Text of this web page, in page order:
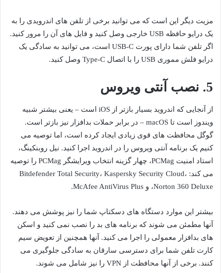
مزیت دیگر این است که می توانید برخی از تلفن های اندرویدی را به
یک درایو حافظه USB خارجی وصل کنید و فایل های آن را مرور کنید.
اگر تلفن شما دارای پورت USB-C است، می توانید به سادگی یک
درایو فلش مموری USB را با اتصال Type-C وصل کنید.
5. نصب آنتی ویروس
از آنجایی که اندروید بسیار بازتر از iOS است – یعنی بیشتر شبیه
ویندوز است تا macOS – در برابر حملات بدافزار نیز بازتر است.
گوگل محافظت های قوی زیادی ایجاد کرده است، اما توصیه می
کنیم یک برنامه آنتی ویروس را در اندروید اجرا کنید. نیل روبنکینگ،
استاد امنیت PCMag، چهار گزینه انتخاب ویرایشگر PCMag را توصیه
می کند: Bitdefender Total Security، Kaspersky Security Cloud،
Norton 360 Deluxe، و McAfee AntiVirus Plus.
بیشتر این موارد دستگاه های دسکتاپ شما را نیز پوشش می دهند.
آنها مطمئن می شوند که برنامه های بد را نصب نمی کنید و اسکن
های بدافزار معمولی را اجرا می کنید. آنها همچنین از تعویض سیم
کارت تلفن شما برای دسترسی سارقان به سادگی جلوگیری می
کنند. برخی از آنها محافظت از VPN را نیز شامل می شوند.